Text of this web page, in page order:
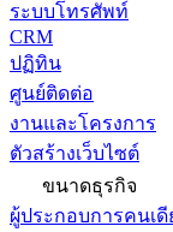
ระบบโทรศัพท์
CRM
ปฏิทิน
ศูนย์ติดต่อ
งานและโครงการ
ตัวสร้างเว็บไซต์
ขนาดธุรกิจ
ผู้ประกอบการคนเดี